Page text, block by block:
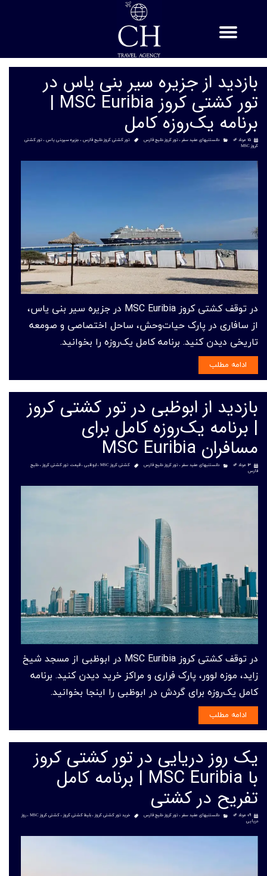
بازدید از جزیره سیر بنی یاس در
تور کشتی کروز MSC Euribia |
برنامه یک‌روزه کامل
۱۵ مرداد ۰۴ دانستنیهای مفید سفر ، تور کروز خلیج فارس تور کشتی کروز خلیج فارس ، جزیره سیربنی یاس ، تور کشتی
کروز MSC
در توقف کشتی کروز MSC Euribia در جزیره سیر بنی یاس،
از سافاری در پارک حیات‌وحش، ساحل اختصاصی و صومعه
تاریخی دیدن کنید. برنامه کامل یک‌روزه را بخوانید.
ادامه مطلب
بازدید از ابوظبی در تور کشتی کروز
| برنامه یک‌روزه کامل برای
مسافران MSC Euribia
۱۳ مرداد ۰۴ دانستنیهای مفید سفر ، تور کروز خلیج فارس کشتی کروز MSC ، ابوظبی ، قیمت تور کشتی کروز ، خلیج
فارس
در توقف کشتی کروز MSC Euribia در ابوظبی از مسجد شیخ
زاید، موزه لوور، پارک فراری و مراکز خرید دیدن کنید. برنامه
کامل یک‌روزه برای گردش در ابوظبی را اینجا بخوانید.
ادامه مطلب
یک روز دریایی در تور کشتی کروز
با MSC Euribia | برنامه کامل
تفریح در کشتی
۰۹ مرداد ۰۴ دانستنیهای مفید سفر ، تور کروز خلیج فارس خرید تور کشتی کروز ، بلیط کشتی کروز ، کشتی کروز MSC ، روز
دریایی